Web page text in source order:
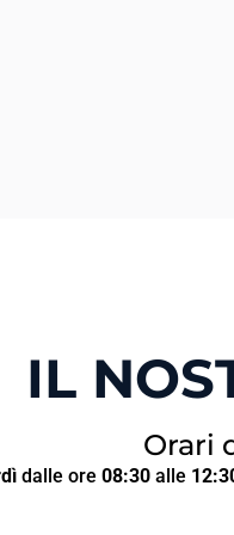
IL
Orari
dalle ore 08:30alle